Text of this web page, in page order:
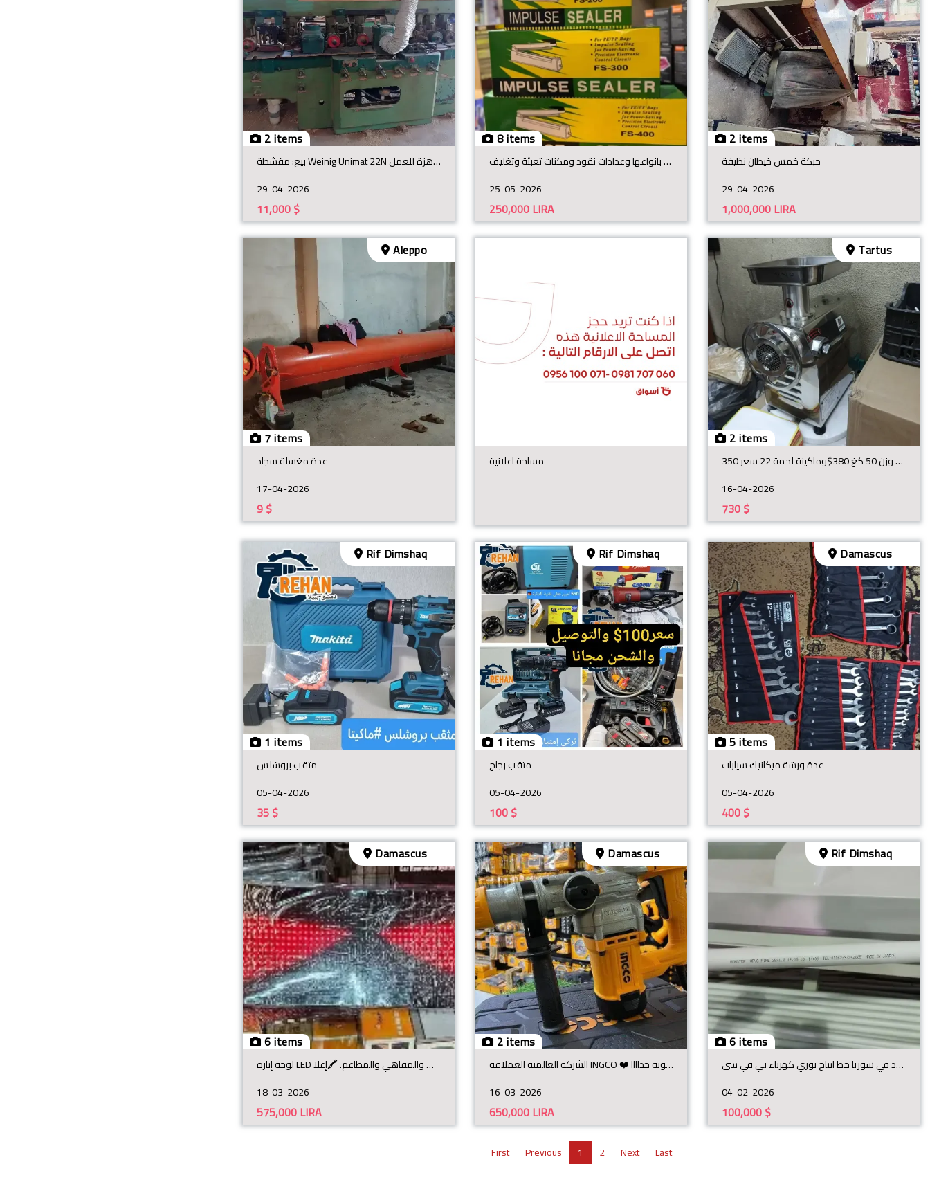
2 items
بيع: مقشطة Weinig Unimat 22N ألمانية (7 رؤوس) - جاهزة للعمل
29-04-2026
$
11,000
8 items
موازين الكترونية بانواعها وعدادات نقود ومكنات تعبئة وتغليف
25-05-2026
LIRA
250,000
2 items
حبكة خمس خيطان نظيفة
29-04-2026
LIRA
1,000,000
7 items
Aleppo
عدة مغسلة سجاد
17-04-2026
$
9
مساحة اعلانية
2 items
Tartus
معدات صناعية غير مستعملة جديدة تماما للبيع بسعر المصنع عجانة وزن 50 كغ 380$وماكينة لحمة 22 سعر 350$
16-04-2026
$
730
1 items
Rif Dimshaq
مثقب بروشلس
05-04-2026
$
35
1 items
Rif Dimshaq
مثقب رجاج
05-04-2026
$
100
5 items
Damascus
عدة ورشة ميكانيك سيارات
05-04-2026
$
400
6 items
Damascus
لوحة إنارة LED متغيرة الكتابة 🖍️عرض رسائل ترحيبية أو تعليمات في المحلات والمقاهي والمطاعم. 🖍️إعلا
18-03-2026
LIRA
575,000
2 items
Damascus
الشركة العالمية العملاقة INGCO ❤️ وصلت البضاعة المطلوبة جداااا RH10506 كمبريسة 1050 واط، ملف نحاس ح
16-03-2026
LIRA
650,000
6 items
Rif Dimshaq
موجود في سوريا خط انتاج بوري كهرباء بي في سي
04-02-2026
$
100,000
First Previous 1 2 Next Last